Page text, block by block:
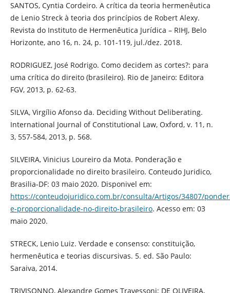
SANTOS, Cyntia Cordeiro. A crítica da teoria hermenêutica
de Lenio Streck à teoria dos princípios de Robert Alexy.
Revista do Instituto de Hermenêutica Jurídica – RIHJ, Belo
Horizonte, ano 16, n. 24, p. 101-119, jul./dez. 2018.
RODRIGUEZ, José Rodrigo. Como decidem as cortes?: para
uma crítica do direito (brasileiro). Rio de Janeiro: Editora
FGV, 2013, p. 62-63.
SILVA, Virgílio Afonso da. Deciding Without Deliberating.
International Journal of Constitutional Law, Oxford, v. 11, n.
3, 557-584, 2013, p. 568.
SILVEIRA, Vinicius Loureiro da Mota. Ponderação e
proporcionalidade no direito brasileiro. Conteudo Juridico,
Brasilia-DF: 03 maio 2020. Disponivel em:
https://conteudojuridico.com.br/consulta/Artigos/34807/
e-proporcionalidade-no-direito-brasileiro. Acesso em: 03
maio 2020.
STRECK, Lenio Luiz. Verdade e consenso: constituição,
hermenêutica e teorias discursivas. 5. ed. São Paulo:
Saraiva, 2014.
TRIVISONNO, Alexandre Gomes Travessoni; DE OLIVEIRA,